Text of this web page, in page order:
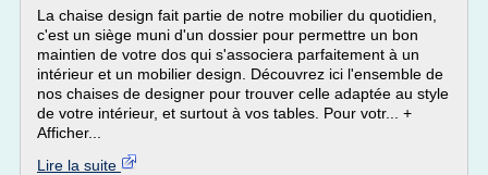
La chaise design fait partie de notre mobilier du quotidien,
c'est un siège muni d'un dossier pour permettre un bon
maintien de votre dos qui s'associera parfaitement à un
intérieur et un mobilier design. Découvrez ici l'ensemble de
nos chaises de designer pour trouver celle adaptée au style
de votre intérieur, et surtout à vos tables. Pour votr... +
Afficher...
Lire la suite